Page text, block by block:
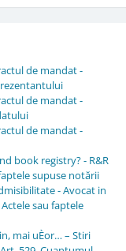
de mandat -
de mandat -
de mandat -
book registry? - R&R
supuse notării
- Avocat in
sau faptele
mai uÈor… – Stiri